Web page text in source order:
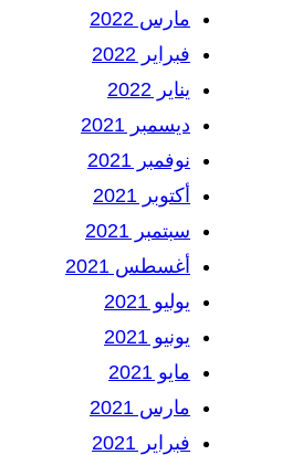
مارس 2022
فبراير 2022
يناير 2022
ديسمبر 2021
نوفمبر 2021
أكتوبر 2021
سبتمبر 2021
أغسطس 2021
يوليو 2021
يونيو 2021
مايو 2021
مارس 2021
فبراير 2021